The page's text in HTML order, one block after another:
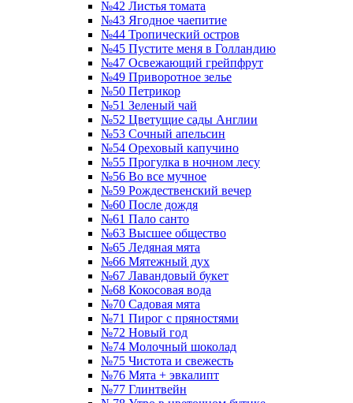
№42 Листья томата
№43 Ягодное чаепитие
№44 Тропический остров
№45 Пустите меня в Голландию
№47 Освежающий грейпфрут
№49 Приворотное зелье
№50 Петрикор
№51 Зеленый чай
№52 Цветущие сады Англии
№53 Сочный апельсин
№54 Ореховый капучино
№55 Прогулка в ночном лесу
№56 Во все мучное
№59 Рождественский вечер
№60 После дождя
№61 Пало санто
№63 Высшее общество
№65 Ледяная мята
№66 Мятежный дух
№67 Лавандовый букет
№68 Кокосовая вода
№70 Садовая мята
№71 Пирог с пряностями
№72 Новый год
№74 Молочный шоколад
№75 Чистота и свежесть
№76 Мята + эвкалипт
№77 Глинтвейн